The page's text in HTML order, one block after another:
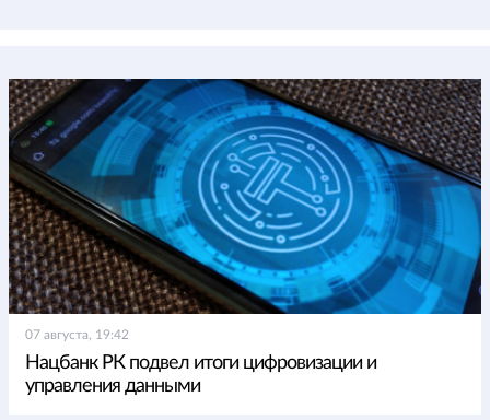
07 августа, 19:42
Нацбанк РК подвел итоги цифровизации и
управления данными